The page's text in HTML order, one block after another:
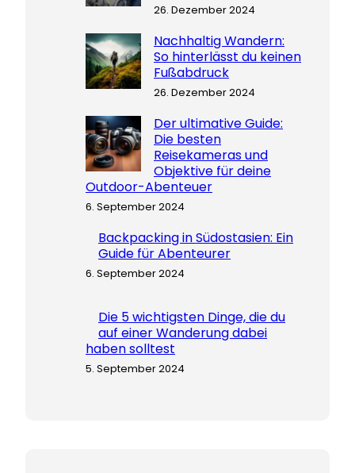
26. Dezember 2024
Nachhaltig Wandern:
So hinterlässt du keinen
Fußabdruck
26. Dezember 2024
Der ultimative Guide:
Die besten
Reisekameras und
Objektive für deine
Outdoor-Abenteuer
6. September 2024
Backpacking in Südostasien: Ein
Guide für Abenteurer
6. September 2024
Die 5 wichtigsten Dinge, die du
auf einer Wanderung dabei
haben solltest
5. September 2024